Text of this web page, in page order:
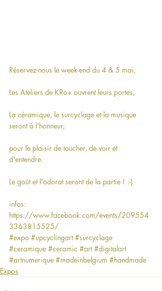
Réservez-nous le week-end du 4 & 5 mai,
Les Ateliers de KRo+ ouvrent leurs portes,
La céramique, le surcyclage et la musique
seront à l'honneur,
pour le plaisir de toucher, de voir et
d'entendre.
Le goût et l'odorat seront de la partie ! :-)
infos:
https://www.facebook.com/events/209554
3363815525/
#expo #upcyclingart #surcyclage
#ceramique #ceramic #art #digitalart
#artnumerique #madeinbelgium #handmade
Expos